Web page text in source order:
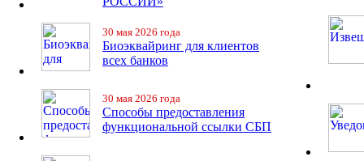
30 мая 2026 года
Биоэквайринг для клиентов
всех банков
30 мая 2026 года
Способы предоставления
функциональной ссылки СБП